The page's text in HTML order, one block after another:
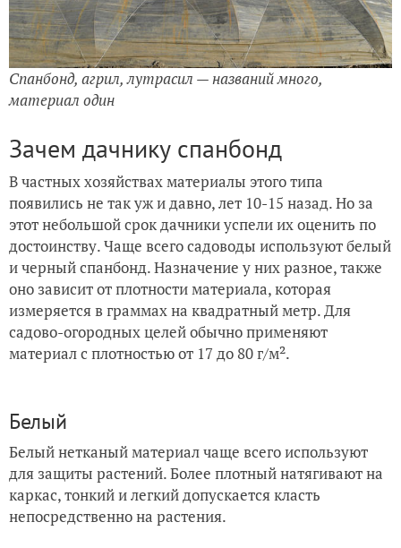
Спанбонд, агрил, лутрасил — названий много,
материал один
Зачем дачнику спанбонд
В частных хозяйствах материалы этого типа
появились не так уж и давно, лет 10-15 назад. Но за
этот небольшой срок дачники успели их оценить по
достоинству. Чаще всего садоводы используют белый
и черный спанбонд. Назначение у них разное, также
оно зависит от плотности материала, которая
измеряется в граммах на квадратный метр. Для
садово-огородных целей обычно применяют
материал с плотностью от 17 до 80 г/м².
Белый
Белый нетканый материал чаще всего используют
для защиты растений. Более плотный натягивают на
каркас, тонкий и легкий допускается класть
непосредственно на растения.